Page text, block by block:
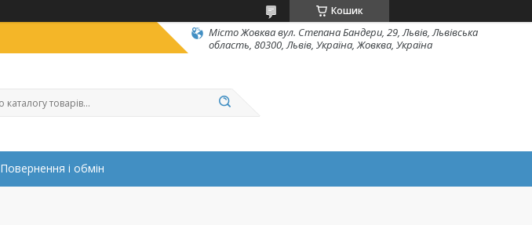
Кошик
Місто Жовква вул. Степана Бандери, 29, Львів, Львівська
область, 80300, Львів, Україна, Жовква, Україна
Повернення і обмін